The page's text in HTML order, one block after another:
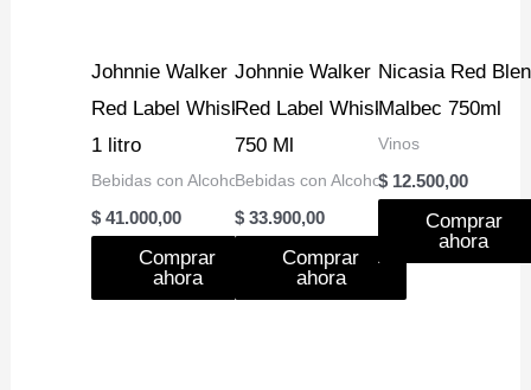
Johnnie Walker
Red Label Whisky
1 litro
Bebidas con Alcohol
$ 41.000,00
Comprar
ahora
Johnnie Walker
Red Label Whisky
750 Ml
Bebidas con Alcohol
$ 33.900,00
Comprar
ahora
Nicasia Red
Malbec 750ml
Vinos
$12.500,00
Comprar
ahora